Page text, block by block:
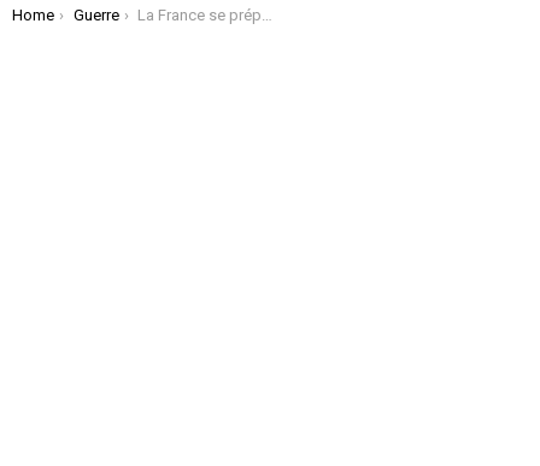
You are here:
Home Guerre La France se prépare à la guerre : l’inquiétant appel des hôpitaux et l’ombre d’un conflit majeur